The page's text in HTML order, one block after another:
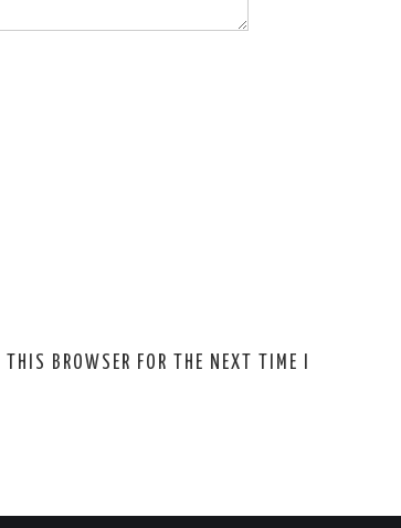
BROWSER FOR THE NEXT TIME I